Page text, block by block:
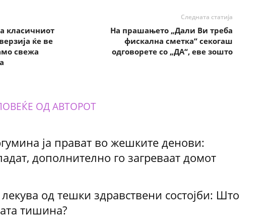
класичниот
ќе ве
свежа
Следната статија
На прашањето „Дали Ви треба
фискална сметка“ секогаш
одговорете со „ДА“, еве зошто
ОД АВТОРОТ
ја прават во жешките денови:
дополнително го загреваат домот
од тешки здравствени состојби: Што
тишина?